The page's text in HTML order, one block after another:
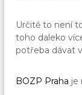
Určitě to není
toho daleko
potřeba dávat
BOZP Praha je